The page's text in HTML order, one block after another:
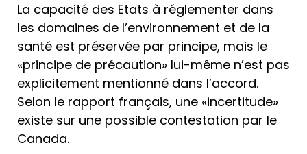
La capacité des Etats à réglementer dans
les domaines de l’environnement et de la
santé est préservée par principe, mais le
«principe de précaution» lui-même n’est pas
explicitement mentionné dans l’accord.
Selon le rapport français, une «incertitude»
existe sur une possible contestation par le
Canada.